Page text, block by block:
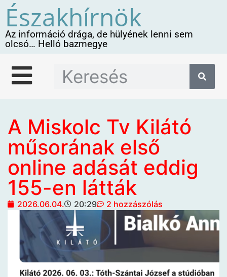
Északhírnök
Az információ drága, de hülyének lenni sem
olcsó… Helló bazmegye
A Miskolc Tv Kilátó
műsorának első
online adását eddig
155-en látták
2026.06.04. 20:29 2 hozzászólás